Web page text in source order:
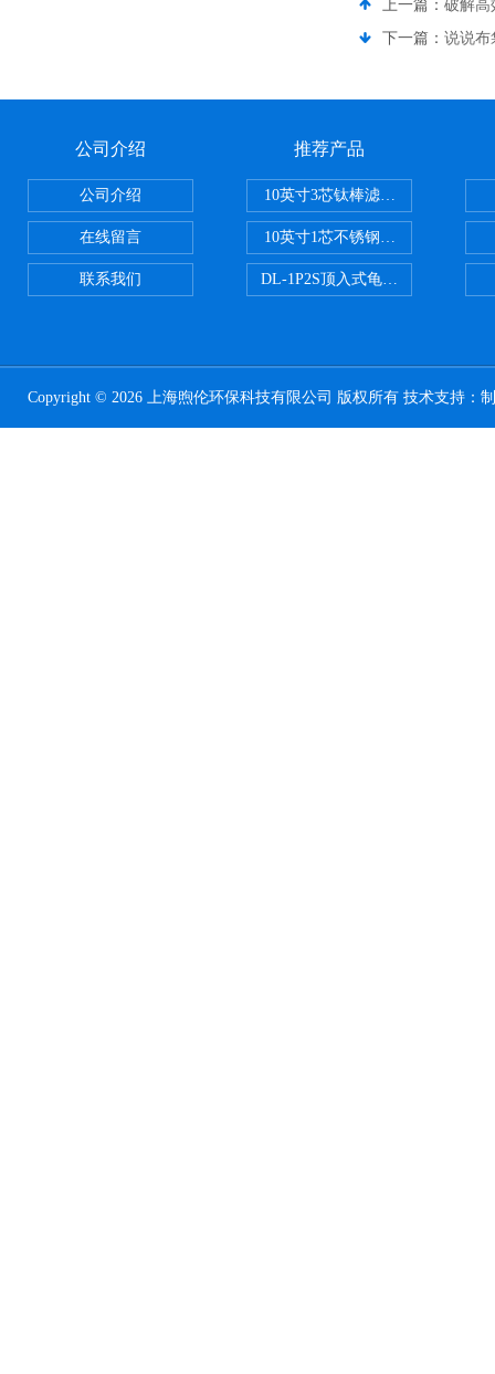
上一篇： 破解高
下一篇： 说说布
公司介绍
公司介绍
在线留言
联系我们
推荐产品
10英寸3芯钛棒滤芯过滤器
10英寸1芯不锈钢钛棒过滤器
DL-1P2S顶入式龟背过滤器
Copyright © 2026 上海煦伦环保科技有限公司 版权所有 技术支持：